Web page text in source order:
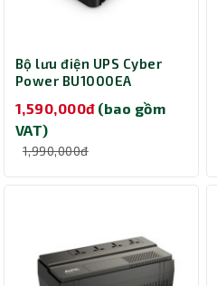
Bộ lưu điện UPS Cyber
Power BU1000EA
1,590,000đ (bao gồm
VAT)
1,990,000đ